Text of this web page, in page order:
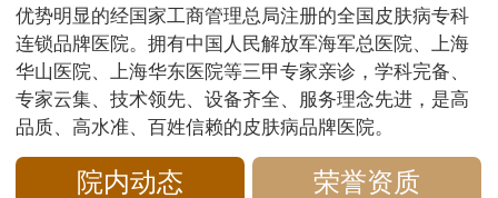
优势明显的经国家工商管理总局注册的全国皮肤病专科
连锁品牌医院。拥有中国人民解放军海军总医院、上海
华山医院、上海华东医院等三甲专家亲诊，学科完备、
专家云集、技术领先、设备齐全、服务理念先进，是高
品质、高水准、百姓信赖的皮肤病品牌医院。
院内动态 荣誉资质